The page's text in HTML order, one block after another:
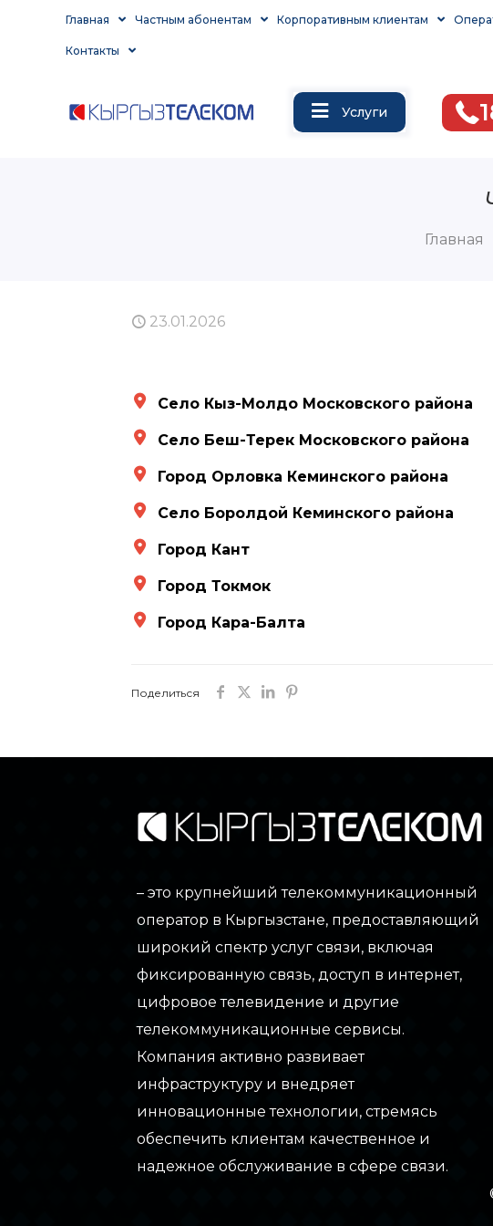
Главная Частным абонентам Корпоративным клиентам
Контакты
Услуги
Главная
23.01.2026
Село Кыз-Молдо Московского района
Село Беш-Терек Московского района
Город Орловка Кеминского района
Село Боролдой Кеминского района
Город Кант
Город Токмок
Город Кара-Балта
Поделиться
– это крупнейший телекоммуникационный
оператор в Кыргызстане, предоставляющий
широкий спектр услуг связи, включая
фиксированную связь, доступ в интернет,
цифровое телевидение и другие
телекоммуникационные сервисы.
Компания активно развивает
инфраструктуру и внедряет
инновационные технологии, стремясь
обеспечить клиентам качественное и
надежное обслуживание в сфере связи.